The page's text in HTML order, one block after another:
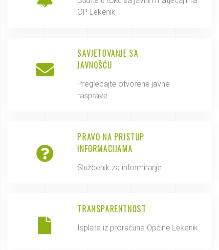
OP Lekenik
SAVJETOVANJE SA
JAVNOŠĆU
Pregledajte otvorene javne
rasprave
PRAVO NA PRISTUP
INFORMACIJAMA
Službenik za informiranje
TRANSPARENTNOST
Isplate iz proračuna Općine Lekenik